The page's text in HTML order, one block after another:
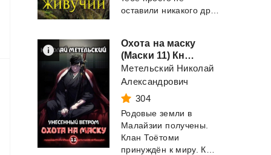
Охота на маску
(Маски 11) Книга одиннадцатая
Метельский Николай
Александрович
304
Родовые земли в
Малайзии получены.
Клан Тоётоми